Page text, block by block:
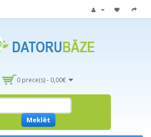
0 prece(s) - 0,00€
Meklēt